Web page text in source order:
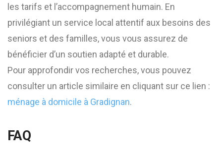
les tarifs et l’accompagnement humain. En
privilégiant un service local attentif aux besoins des
seniors et des familles, vous vous assurez de
bénéficier d’un soutien adapté et durable.
Pour approfondir vos recherches, vous pouvez
consulter un article similaire en cliquant sur ce lien :
ménage à domicile à Gradignan.
FAQ